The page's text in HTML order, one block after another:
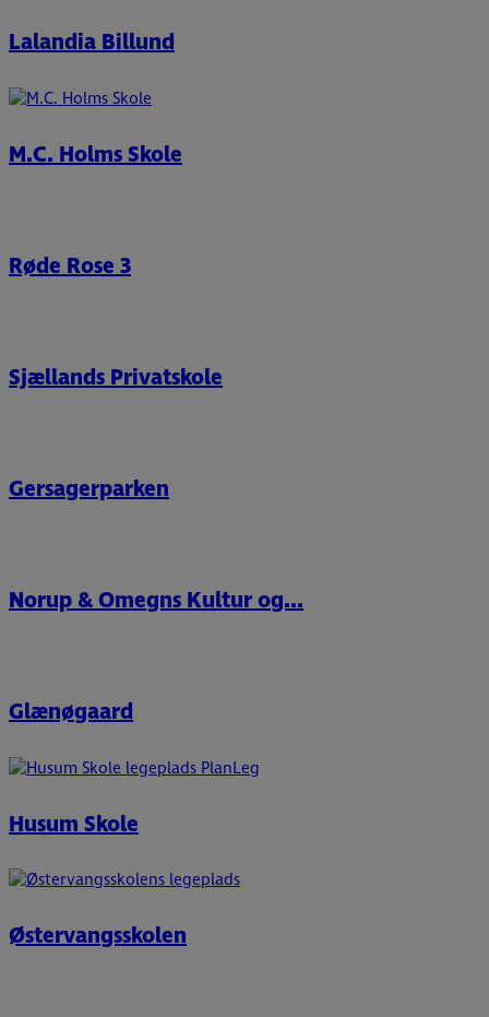
Lalandia Billund
M.C. Holms Skole
Røde Rose 3
Sjællands Privatskole
Gersagerparken
Norup & Omegns Kultur og...
Glænøgaard
Husum Skole
Østervangsskolen